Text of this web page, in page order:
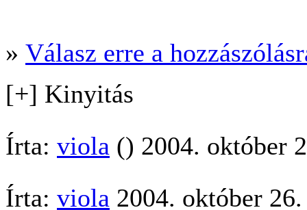
» Válasz erre a
[+] Kinyitás
Írta: viola () 2004. október
Írta: viola 2004. október